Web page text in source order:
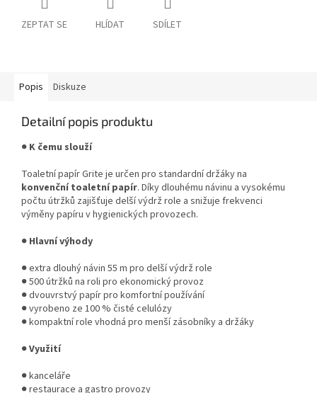
ZEPTAT SE HLÍDAT SDÍLET
Popis Diskuze
Detailní popis produktu
● K čemu slouží
Toaletní papír Grite je určen pro standardní držáky na
konvenční toaletní papír. Díky dlouhému návinu a vysokému
počtu útržků zajišťuje delší výdrž role a snižuje frekvenci
výměny papíru v hygienických provozech.
● Hlavní výhody
● extra dlouhý návin 55 m pro delší výdrž role
● 500 útržků na roli pro ekonomický provoz
● dvouvrstvý papír pro komfortní používání
● vyrobeno ze 100 % čisté celulózy
● kompaktní role vhodná pro menší zásobníky a držáky
●Využití
● kanceláře
● restaurace a gastro provozy